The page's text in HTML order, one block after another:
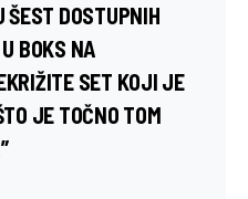
ŠEST DOSTUPNIH
BOKS NA
SET KOJI JE
JE TOČNO TOM